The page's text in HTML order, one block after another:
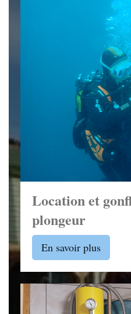
Location et
plongeur
En savoir plus